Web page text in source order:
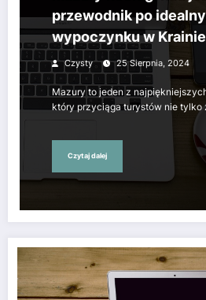
przewodnik po
wypoczynku w
Jezior
Czysty 25 Sierpnia, 2024
Mazury to jeden z
który przyciąga turystów nie tylko
Czytaj dalej